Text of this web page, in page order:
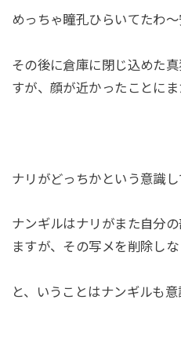
めっちゃ瞳孔ひらいてたわ
その後に倉庫に閉じ込めた
すが、顔が近かったことにま
ナリがどっちかという意識し
ナンギルはナリがまた自分
ますが、その写メを削除しな
と、いうことはナンギルも意